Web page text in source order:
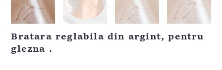
Bratara reglabila din argint, pentru
glezna .